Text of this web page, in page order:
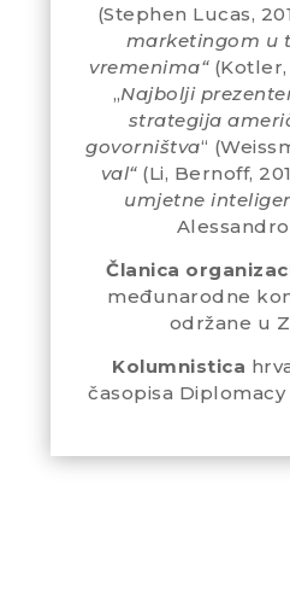
(Stephen Lucas,
marketingom u
vremenima“(Kotler,
„Najbolji
strategija
govorništva“
val“ (Li, Bernoff,
umjetne
Članica
međunarodne
održane u
Kolumnistica
časopisa